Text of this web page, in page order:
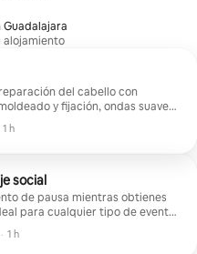
Guadalajara
alojamiento
del cabello con
y fijación, ondas suaves,
o recogido completo, toques
para su larga duración
1 h
social
de pausa mientras obtienes
para cualquier tipo de evento.
del cabello en ondas,
preparación completa de la
· 1 h